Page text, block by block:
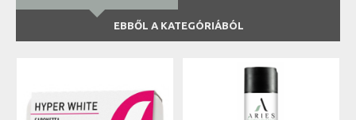
EBBŐL A KATEGÓRIÁBÓL